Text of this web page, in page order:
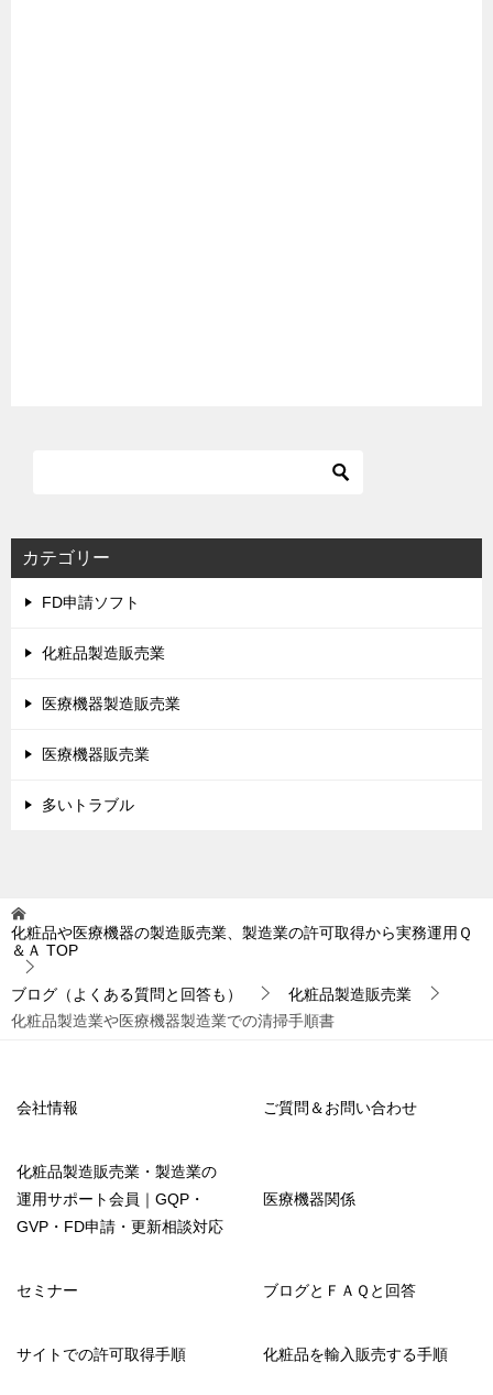
カテゴリー
FD申請ソフト
化粧品製造販売業
医療機器製造販売業
医療機器販売業
多いトラブル
化粧品や医療機器の製造販売業、製造業の許可取得から実務運用Ｑ
＆Ａ TOP
ブログ（よくある質問と回答も）
化粧品製造販売業
化粧品製造業や医療機器製造業での清掃手順書
会社情報 ご質問＆お問い合わせ
化粧品製造販売業・製造業の
運用サポート会員｜GQP・
GVP・FD申請・更新相談対応
医療機器関係
セミナー ブログとＦＡＱと回答
サイトでの許可取得手順 化粧品を輸入販売する手順